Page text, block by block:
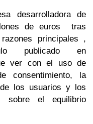
desarrolladora de
de euros tras
principales ,
publicado en
ver con el uso de
consentimiento, la
los usuarios y los
sobre el equilibrio